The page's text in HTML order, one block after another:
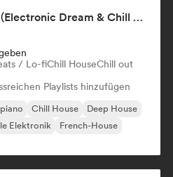
Aaron Decay (Electronic Dream & Chill Electronic Dream playlists)
/ Lo-fiChill HouseChill out
Playlists hinzufügen
Chill House
Deep House
Elektronik
French-House